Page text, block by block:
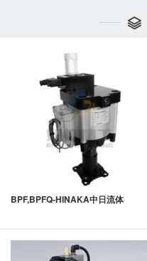

BPF,BPFQ-HINAKA中日流体